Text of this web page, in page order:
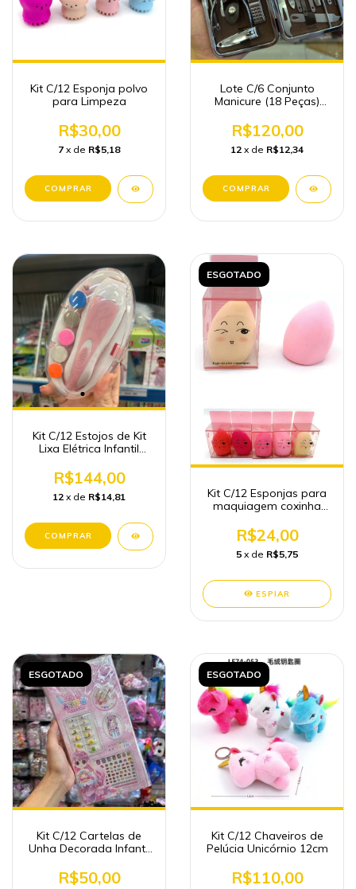
Kit C/12 Esponja polvo
para Limpeza
R$30,00
7 x de R$5,18
Lote C/6 Conjunto
Manicure (18 Peças)
R$120,00
12 x de R$12,34
Kit C/12 Estojos de Kit
Lixa Elétrica Infantil
R$144,00
12 x de R$14,81
ESGOTADO
Kit C/12 Esponjas para
maquiagem coxinha
R$24,00
5 x de R$5,75
ESPIAR
ESGOTADO
Kit C/12 Cartelas de
Unha Decorada Infantil
R$50,00
ESGOTADO
Kit C/12 Chaveiros de
Pelúcia Unicórnio 12cm
R$110,00